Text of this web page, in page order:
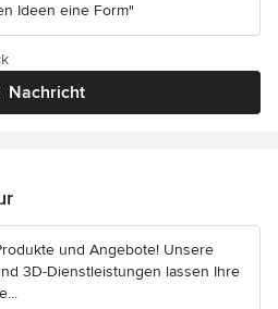
Ideen eine Form"
Nachricht
und Angebote! Unsere
3D-Dienstleistungen lassen Ihre